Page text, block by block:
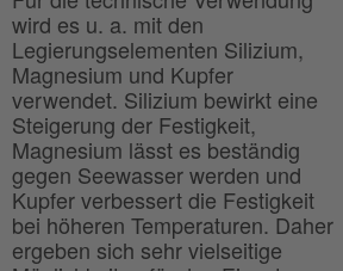
wird es u. a. mit den
Legierungselementen Silizium,
Magnesium und Kupfer
verwendet. Silizium bewirkt eine
Steigerung der Festigkeit,
Magnesium lässt es beständig
gegen Seewasser werden und
Kupfer verbessert die Festigkeit
bei höheren Temperaturen. Daher
ergeben sich sehr vielseitige